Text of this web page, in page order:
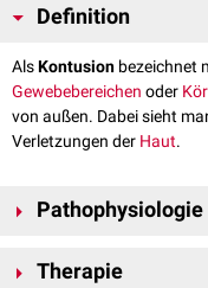
Definition
AlsKontusion bezeichnet
Gewebebereichen oder
von außen. Dabei sieht
Verletzungen der Haut.
Pathophysiologie
Zerreißung von
Therapie